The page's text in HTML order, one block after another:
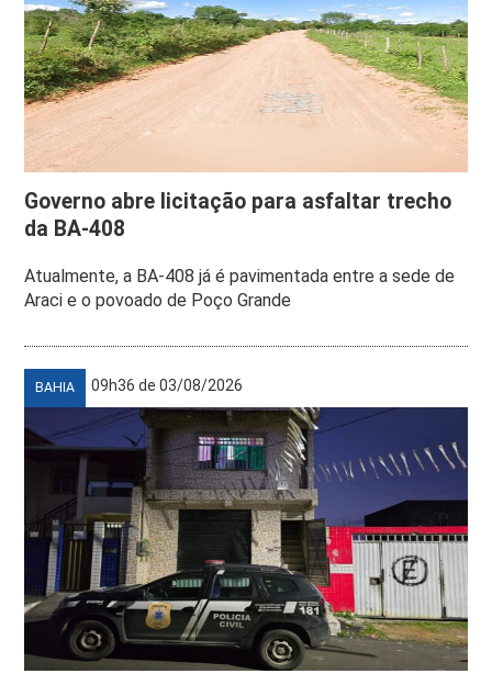
Governo abre licitação para asfaltar trecho
da BA-408
Atualmente, a BA-408 já é pavimentada entre a sede de
Araci e o povoado de Poço Grande
BAHIA 09h36 de 03/08/2026